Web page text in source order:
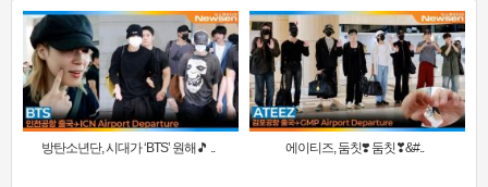
방탄소년단, 시대가 ‘BTS’ 원해🎵 .. 에이티즈, 둠칫❣️ 둠칫❣&#..